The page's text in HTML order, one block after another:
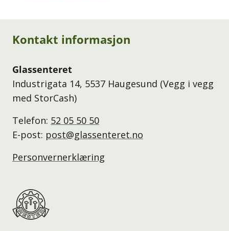
Kontakt informasjon
Glassenteret
Industrigata 14, 5537 Haugesund (Vegg i vegg
med StorCash)
Telefon: 52 05 50 50
E-post: post@glassenteret.no
Personvernerklæring